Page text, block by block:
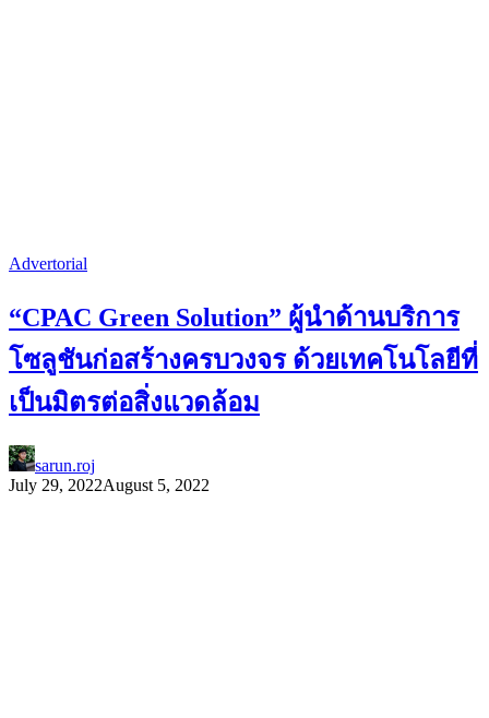
Advertorial
“CPAC Green Solution” ผู้นำด้านบริการ
โซลูชันก่อสร้างครบวงจร ด้วยเทคโนโลยีที่
เป็นมิตรต่อสิ่งแวดล้อม
sarun.roj
July 29, 2022August 5, 2022